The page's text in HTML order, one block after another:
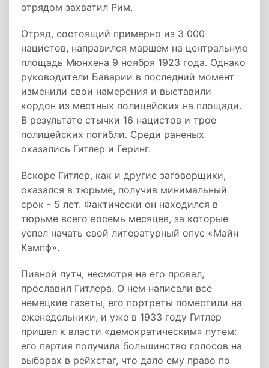
отрядом захватил Рим.
Отряд, состоящий примерно из 3 000
нацистов, направился маршем на центральную
площадь Мюнхена 9 ноября 1923 года. Однако
руководители Баварии в последний момент
изменили свои намерения и выставили
кордон из местных полицейских на площади.
В результате стычки 16 нацистов и трое
полицейских погибли. Среди раненых
оказались Гитлер и Геринг.
Вскоре Гитлер, как и другие заговорщики,
оказался в тюрьме, получив минимальный
срок - 5 лет. Фактически он находился в
тюрьме всего восемь месяцев, за которые
успел начать свой литературный опус «Майн
Кампф».
Пивной путч, несмотря на его провал,
прославил Гитлера. О нем написали все
немецкие газеты, его портреты поместили на
еженедельники, и уже в 1933 году Гитлер
пришел к власти «демократическим» путем:
его партия получила большинство голосов на
выборах в рейхстаг, что дало ему право по